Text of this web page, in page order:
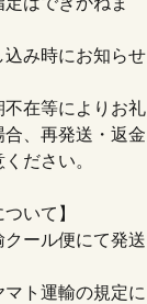
み時にお知らせ
在等によりお礼
、再発送・返金
ださい。
いて】
ール便にて発送
ト運輸の規定に